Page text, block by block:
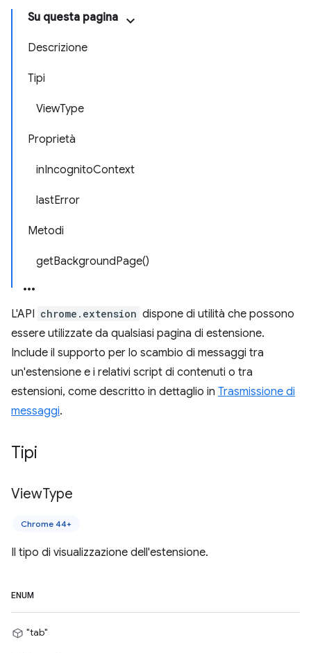
Su questa pagina
Descrizione
Tipi
ViewType
Proprietà
inIncognitoContext
lastError
Metodi
getBackgroundPage()
L'API chrome.extension dispone di utilità che possono
essere utilizzate da qualsiasi pagina di estensione.
Include il supporto per lo scambio di messaggi tra
un'estensione e i relativi script di contenuti o tra
estensioni, come descritto in dettaglio in Trasmissione di
messaggi.
Tipi
ViewType
Chrome 44+
Il tipo di visualizzazione dell'estensione.
ENUM
"tab"